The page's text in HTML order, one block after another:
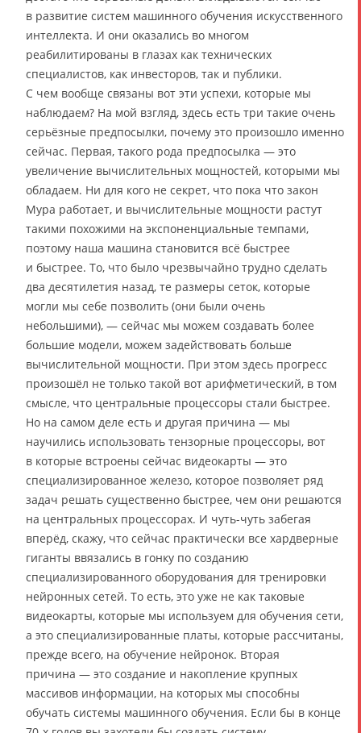
в развитие систем машинного обучения искусственного
интеллекта. И они оказались во многом
реабилитированы в глазах как технических
специалистов, как инвесторов, так и публики.
С чем вообще связаны вот эти успехи, которые мы
наблюдаем? На мой взгляд, здесь есть три такие очень
серьёзные предпосылки, почему это произошло именно
сейчас. Первая, такого рода предпосылка — это
увеличение вычислительных мощностей, которыми мы
обладаем. Ни для кого не секрет, что пока что закон
Мура работает, и вычислительные мощности растут
такими похожими на экспоненциальные темпами,
поэтому наша машина становится всё быстрее
и быстрее. То, что было чрезвычайно трудно сделать
два десятилетия назад, те размеры сеток, которые
могли мы себе позволить (они были очень
небольшими), — сейчас мы можем создавать более
большие модели, можем задействовать больше
вычислительной мощности. При этом здесь прогресс
произошёл не только такой вот арифметический, в том
смысле, что центральные процессоры стали быстрее.
Но на самом деле есть и другая причина — мы
научились использовать тензорные процессоры, вот
в которые встроены сейчас видеокарты — это
специализированное железо, которое позволяет ряд
задач решать существенно быстрее, чем они решаются
на центральных процессорах. И чуть-чуть забегая
вперёд, скажу, что сейчас практически все хардверные
гиганты ввязались в гонку по созданию
специализированного оборудования для тренировки
нейронных сетей. То есть, это уже не как таковые
видеокарты, которые мы используем для обучения сети,
а это специализированные платы, которые рассчитаны,
прежде всего, на обучение нейронок. Вторая
причина — это создание и накопление крупных
массивов информации, на которых мы способны
обучать системы машинного обучения. Если бы в конце